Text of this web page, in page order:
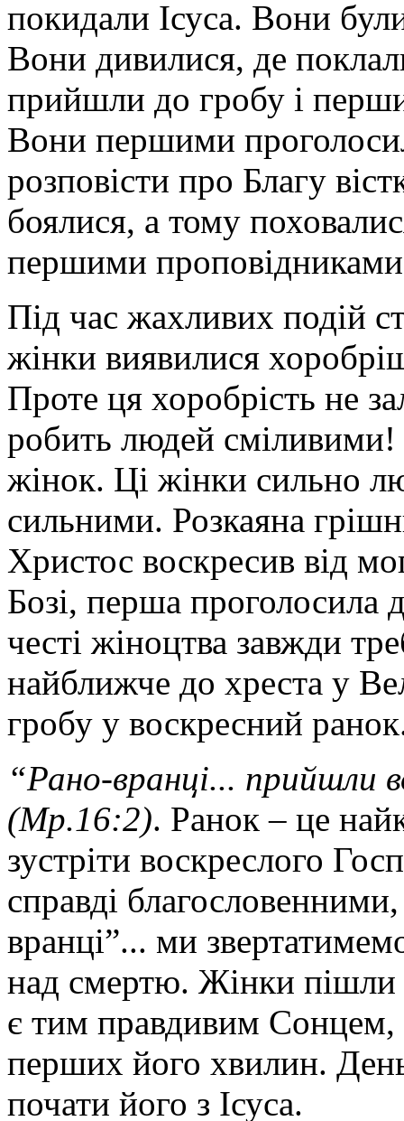
покидали Ісуса. Вони
Вони дивилися, де
прийшли до гробу і
Вони першими
розповісти про Благу
боялися, а тому
першими
Під час жахливих подій
жінки виявилися
Проте ця хоробрість не
робить людей сміливими!
жінок. Ці жінки сильно
сильними. Розкаяна
Христос воскресив від
Бозі, перша проголосила
честі жіноцтва завжди
найближче до хреста у
гробу у воскресний
“Рано-вранці... прийшли
(Мр.16:2). Ранок – це
зустріти воскреслого
справді
вранці”... ми
над смертю. Жінки пішли
є тим правдивим Сонцем,
перших його хвилин.
почати його з Ісуса.